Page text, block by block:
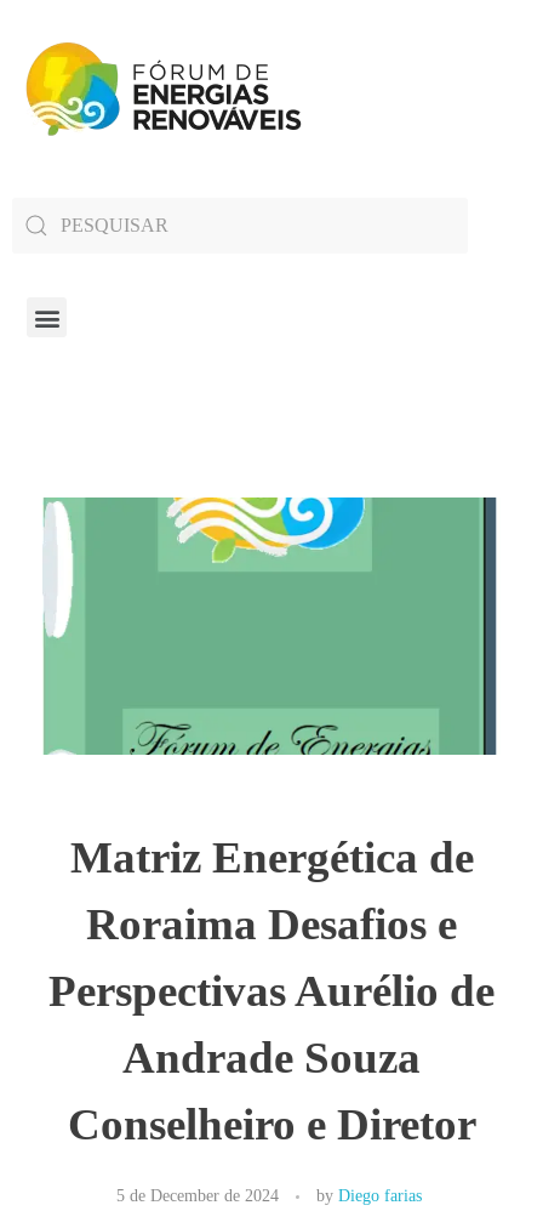
Matriz Energética de
Roraima Desafios e
Perspectivas Aurélio de
Andrade Souza
Conselheiro e Diretor
5 de December de 2024 by Diego farias